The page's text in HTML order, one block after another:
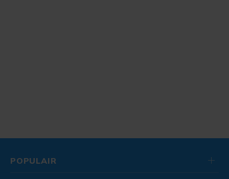
POPULAIR